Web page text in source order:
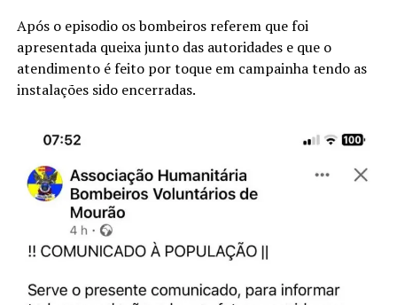
Após o episodio os bombeiros referem que foi
apresentada queixa junto das autoridades e que o
atendimento é feito por toque em campainha tendo as
instalações sido encerradas.